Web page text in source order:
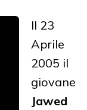
Il 23
Aprile
2005 il
giovane
Jawed